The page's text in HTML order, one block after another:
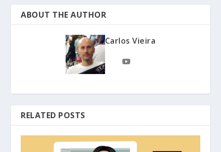
ABOUT THE AUTHOR
Carlos Vieira
RELATED POSTS